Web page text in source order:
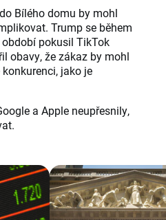
Bílého domu by mohl
Trump se během
pokusil TikTok
obavy, že zákaz by mohl
jako je
a Apple neupřesnily,